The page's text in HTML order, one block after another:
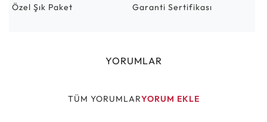
Özel Şık Paket Garanti Sertifikası
YORUMLAR
TÜM YORUMLARYORUM EKLE